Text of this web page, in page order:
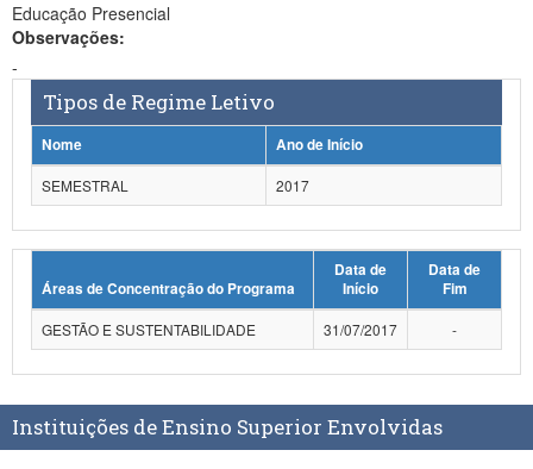
Ministério do Desenvolvimento Regional
Ministério da Mulher, da Família e dos Direitos Humanos
Secretaria-Geral
Gabinete de Segurança Institucional
Advocacia-Geral da União
Educação Presencial
Observações:
-
Tipos de Regime Letivo
Nome
Ano de Início
SEMESTRAL
2017
Áreas de Concentração do Programa
Data de
Início
Data de
Fim
GESTÃO E SUSTENTABILIDADE
31/07/2017 -
Instituições de Ensino Superior Envolvidas